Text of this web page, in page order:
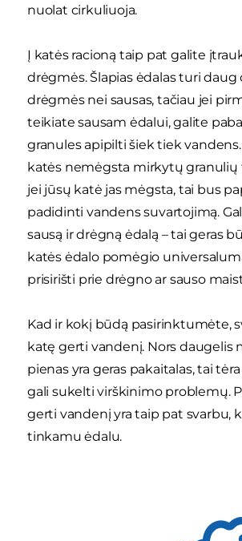
nuolat cirkuliuoja.
Į katės racioną taip pat galite
drėgmės. Šlapias ėdalas turi daug
drėgmės nei sausas, tačiau jei
teikiate sausam ėdalui, galite
granules apipilti šiek tiek
katės nemėgsta mirkytų granulių
jei jūsų katė jas mėgsta, tai bus
padidinti vandens suvartojimą.
sausą ir drėgną ėdalą – tai geras
katės ėdalo pomėgio
prisirišti prie drėgno ar sauso
Kad ir kokį būdą pasirinktumėte,
katę gerti vandenį. Nors daugelis
pienas yra geras pakaitalas, tai
gali sukelti virškinimo problemų.
gerti vandenį yra taip pat svarbu,
tinkamu ėdalu.